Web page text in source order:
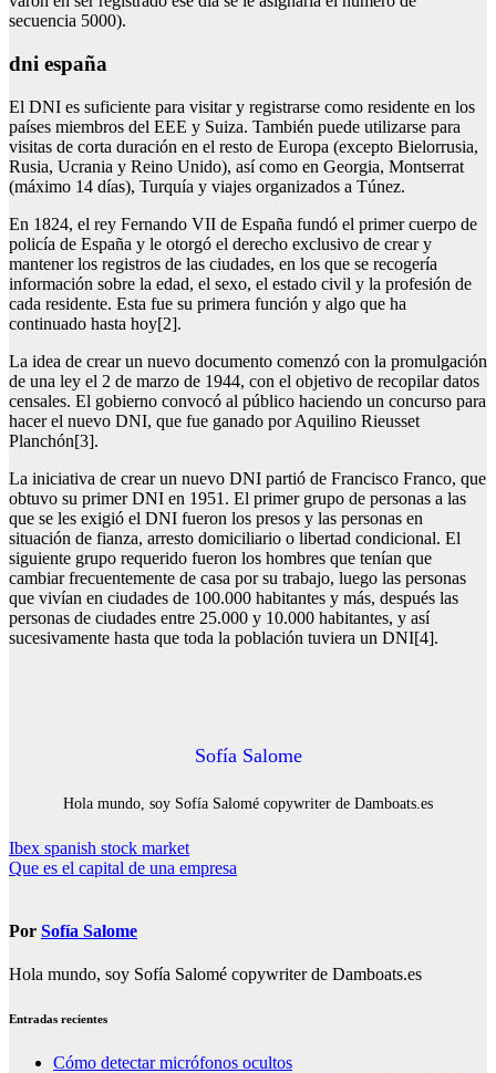
secuencia 5000).
dni españa
El DNI es suficiente para visitar y registrarse como residente en los
países miembros del EEE y Suiza. También puede utilizarse para
visitas de corta duración en el resto de Europa (excepto Bielorrusia,
Rusia, Ucrania y Reino Unido), así como en Georgia, Montserrat
(máximo 14 días), Turquía y viajes organizados a Túnez.
En 1824, el rey Fernando VII de España fundó el primer cuerpo de
policía de España y le otorgó el derecho exclusivo de crear y
mantener los registros de las ciudades, en los que se recogería
información sobre la edad, el sexo, el estado civil y la profesión de
cada residente. Esta fue su primera función y algo que ha
continuado hasta hoy[2].
La idea de crear un nuevo documento comenzó con la promulgación
de una ley el 2 de marzo de 1944, con el objetivo de recopilar datos
censales. El gobierno convocó al público haciendo un concurso para
hacer el nuevo DNI, que fue ganado por Aquilino Rieusset
Planchón[3].
La iniciativa de crear un nuevo DNI partió de Francisco Franco, que
obtuvo su primer DNI en 1951. El primer grupo de personas a las
que se les exigió el DNI fueron los presos y las personas en
situación de fianza, arresto domiciliario o libertad condicional. El
siguiente grupo requerido fueron los hombres que tenían que
cambiar frecuentemente de casa por su trabajo, luego las personas
que vivían en ciudades de 100.000 habitantes y más, después las
personas de ciudades entre 25.000 y 10.000 habitantes, y así
sucesivamente hasta que toda la población tuviera un DNI[4].
Sofía Salome
Hola mundo, soy Sofía Salomé copywriter de Damboats.es
Navegación
de
Ibex spanish stock market
Que es el capital de una empresa
Por Sofía Salome
Hola mundo, soy Sofía Salomé copywriter de Damboats.es
Entradas recientes
Cómo detectar micrófonos ocultos